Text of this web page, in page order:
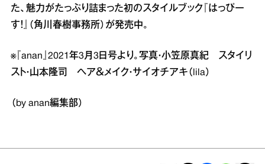
た、魅力がたっぷり詰まった初のスタイルブック『はっぴー
す！』（角川春樹事務所）が発売中。
※『anan』2021年3月3日号より。写真・小笠原真紀 スタイリ
スト・山本隆司 ヘア＆メイク・サイオチアキ（lila）
（by anan編集部）